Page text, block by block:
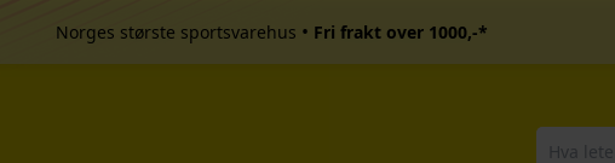
Norges største sportsvarehus • Fri frakt over 1000,-*